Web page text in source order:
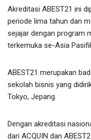
Akreditasi ABEST21 ini
periode lima tahun dan
sejajar dengan program
terkemuka se-Asia
ABEST21 merupakan
sekolah bisnis yang
Tokyo, Jepang.
Dengan akreditasi
dari ACQUIN dan